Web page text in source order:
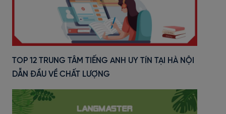
TOP 12 TRUNG TÂM TIẾNG ANH UY TÍN TẠI HÀ NỘI
DẪN ĐẦU VỀ CHẤT LƯỢNG